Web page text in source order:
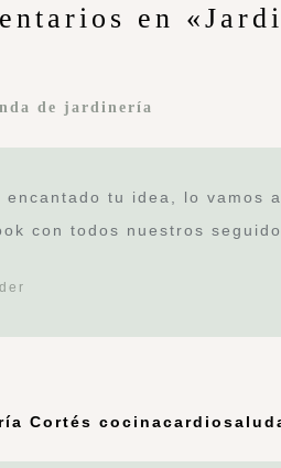
en
de jardinería
encantado tu idea, lo vamos
con todos nuestros
Cortés